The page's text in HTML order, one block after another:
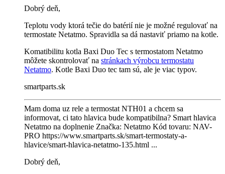
Dobrý deň,
Teplotu vody ktorá tečie do batérií nie je možné regulovať na
termostate Netatmo. Spravidla sa dá nastaviť priamo na kotle.
Komatibilitu kotla Baxi Duo Tec s termostatom Netatmo
môžete skontrolovať na stránkach výrobcu termostatu
Netatmo. Kotle Baxi Duo tec tam sú, ale je viac typov.
smartparts.sk
Mam doma uz rele a termostat NTH01 a chcem sa
informovat, ci tato hlavica bude kompatibilna? Smart hlavica
Netatmo na doplnenie Značka: Netatmo Kód tovaru: NAV-
PRO https://www.smartparts.sk/smart-termostaty-a-
hlavice/smart-hlavica-netatmo-135.html ...
Dobrý deň,